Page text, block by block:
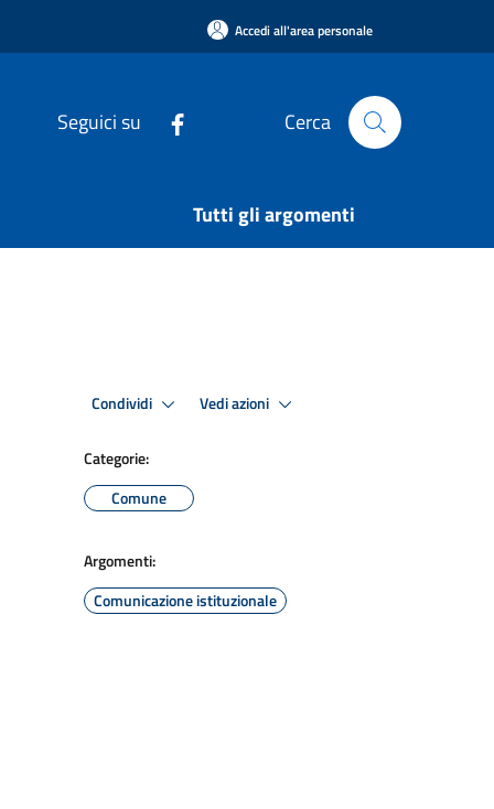
Accedi all'area personale
Seguici su Cerca
Tutti gli argomenti
Condividi Vedi azioni
Categorie:
Comune
Argomenti:
Comunicazione istituzionale